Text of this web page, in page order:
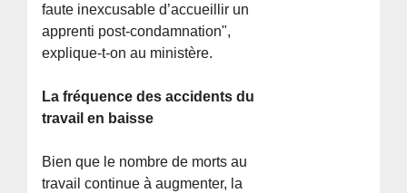
faute inexcusable d’accueillir un
apprenti post-condamnation",
explique-t-on au ministère.
La fréquence des accidents du
travail en baisse
Bien que le nombre de morts au
travail continue à augmenter, la